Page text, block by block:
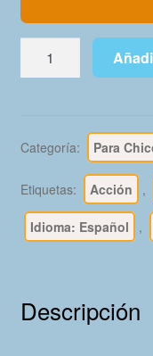
Parte
–
1958
Colección
134
Categoría: Para
Etiquetas: Acción ,
Idioma: Español ,
Descripción